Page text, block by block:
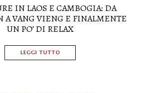
IN LAOS E CAMBOGIA: DA
A VANG VIENG E FINALMENTE
UN PO’ DI RELAX
LEGGI TUTTO